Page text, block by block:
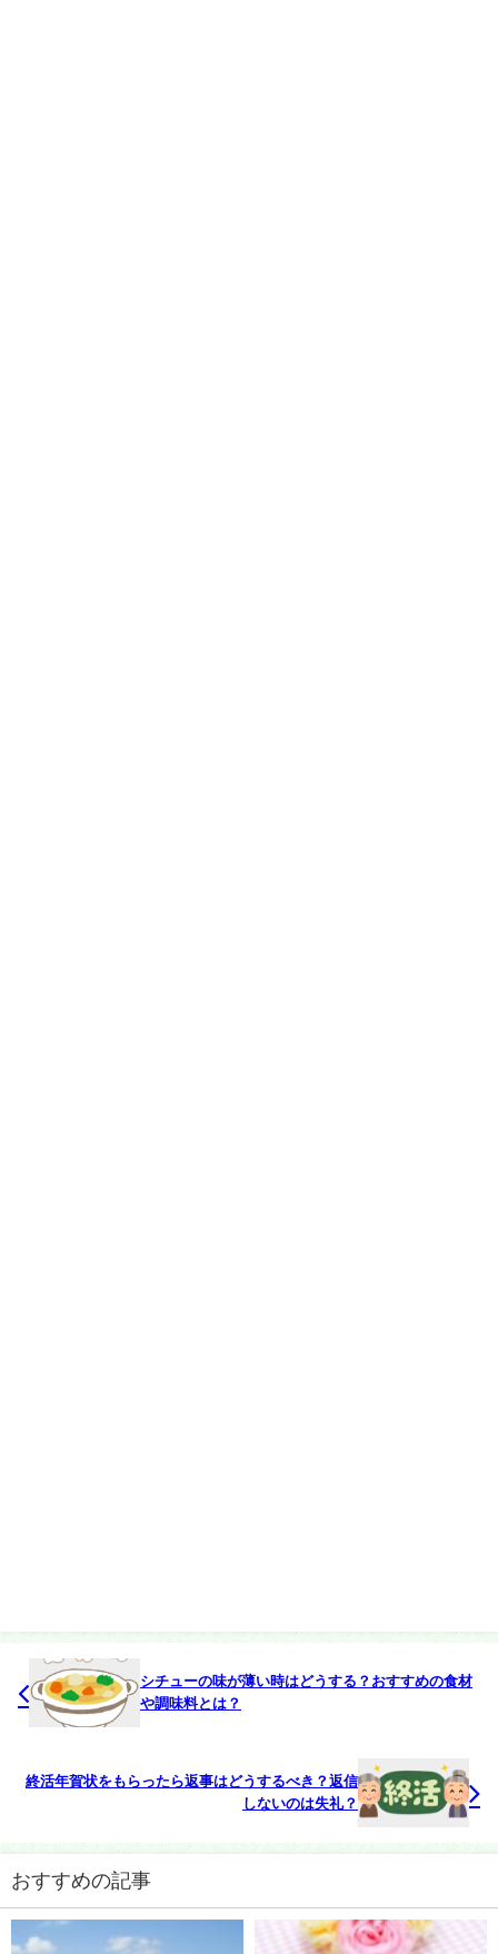
シチューの味が薄い時はどうする？おすすめの食材
や調味料とは？
終活年賀状をもらったら返事はどうするべき？返信
しないのは失礼？
おすすめの記事